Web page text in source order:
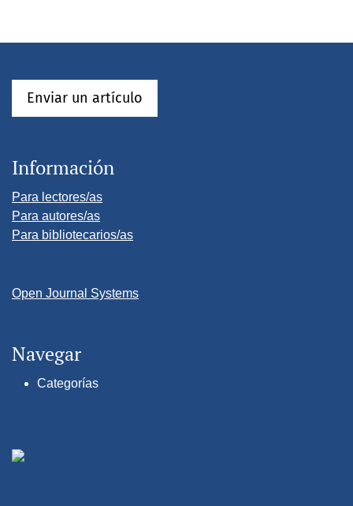
Enviar un artículo
Información
Para lectores/as
Para autores/as
Para bibliotecarios/as
Open Journal Systems
Navegar
Categorías